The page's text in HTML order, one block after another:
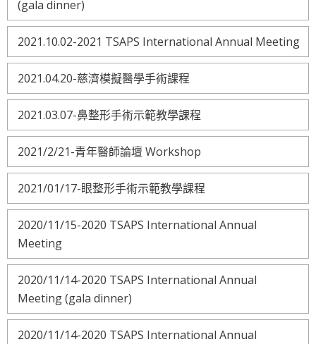
(gala dinner)
2021.10.02-2021 TSAPS International Annual Meeting
2021.04.20-慈濟模擬醫學手術課程
2021.03.07-鼻整形手術示範教學課程
2021/2/21-青年醫師論壇 Workshop
2021/01/17-眼整形手術示範教學課程
2020/11/15-2020 TSAPS International Annual
Meeting
2020/11/14-2020 TSAPS International Annual
Meeting (gala dinner)
2020/11/14-2020 TSAPS International Annual